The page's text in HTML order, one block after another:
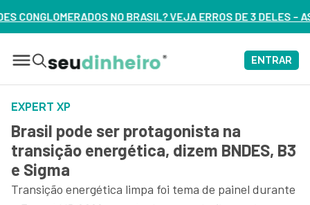
VEJA ERROS DE 3 DELES – ASSISTA AGORA
ENTRAR
EXPERT XP
Brasil pode ser protagonista na
transição energética, dizem BNDES, B3
e Sigma
Transição energética limpa foi tema de painel durante